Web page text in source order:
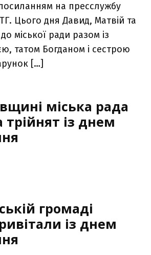
на пресслужбу
Цього дня Давид, Матвій та
міської ради разом із
татом Богданом і сестрою
[…]
міська рада
трійнят із днем
громаді
із днем